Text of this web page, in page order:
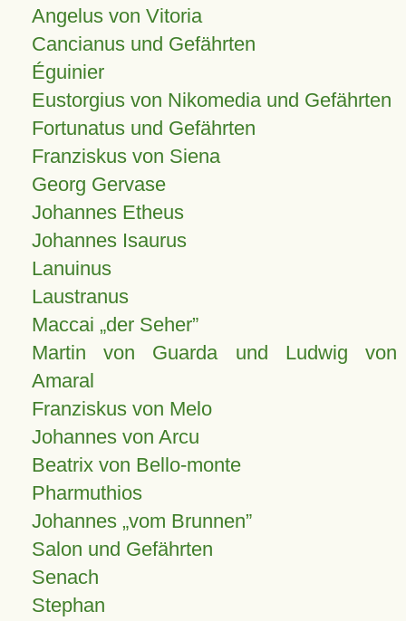
Angelus von Vitoria
Cancianus und Gefährten
Éguinier
Eustorgius von Nikomedia und Gefährten
Fortunatus und Gefährten
Franziskus von Siena
Georg Gervase
Johannes Etheus
Johannes Isaurus
Lanuinus
Laustranus
Maccai „der Seher”
Martin von Guarda und Ludwig von
Amaral
Franziskus von Melo
Johannes von Arcu
Beatrix von Bello-monte
Pharmuthios
Johannes vom Brunnen
Salon und Gefährten
Senach
Stephan